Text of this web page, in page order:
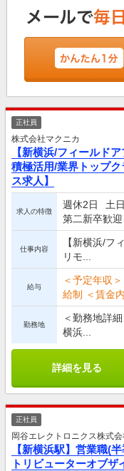
正社員
株式会社マクニカ
【新横浜/フィールド
積極活用/業界トップ
ス求人】
求人の特徴
週休2日 土
第二新卒歓迎
仕事内容
【新横浜/フ
リモ...
給与
＜予定年収
給制 ＜賃金
勤務地
＜勤務地詳
横浜...
詳細を見る
正社員
岡谷エレクトロニクス株式会
【新横浜駅】営業職(
トリビューターオブザ